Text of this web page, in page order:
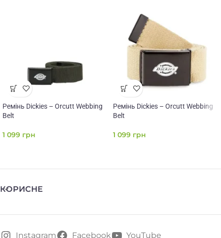
Ремінь Dickies – Orcutt Webbing
Belt
1 099 грн
Ремінь Dickies – Orcutt Webbing
Belt
1 099 грн
КОРИСНЕ
Instagram Facebook YouTube